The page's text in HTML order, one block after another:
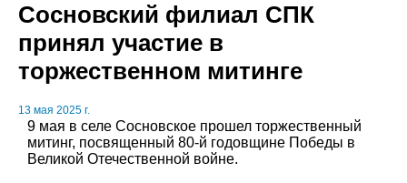
Сосновский филиал СПК
принял участие в
торжественном митинге
13 мая 2025 г.
9 мая в селе Сосновское прошел торжественный
митинг, посвященный 80-й годовщине Победы в
Великой Отечественной войне.